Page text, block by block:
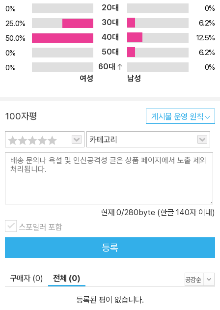
0%
20대
0%
25.0%
30대
6.2%
50.0%
40대
12.5%
0%
50대
6.2%
0%
60대
0%
여성
남성
100자평 게시물 운영 원칙
카테고리
현재 0/280byte (한글 140자 이내)
스포일러 포함
등록
구매자 (0) 전체 (0)
등록된 평이 없습니다.